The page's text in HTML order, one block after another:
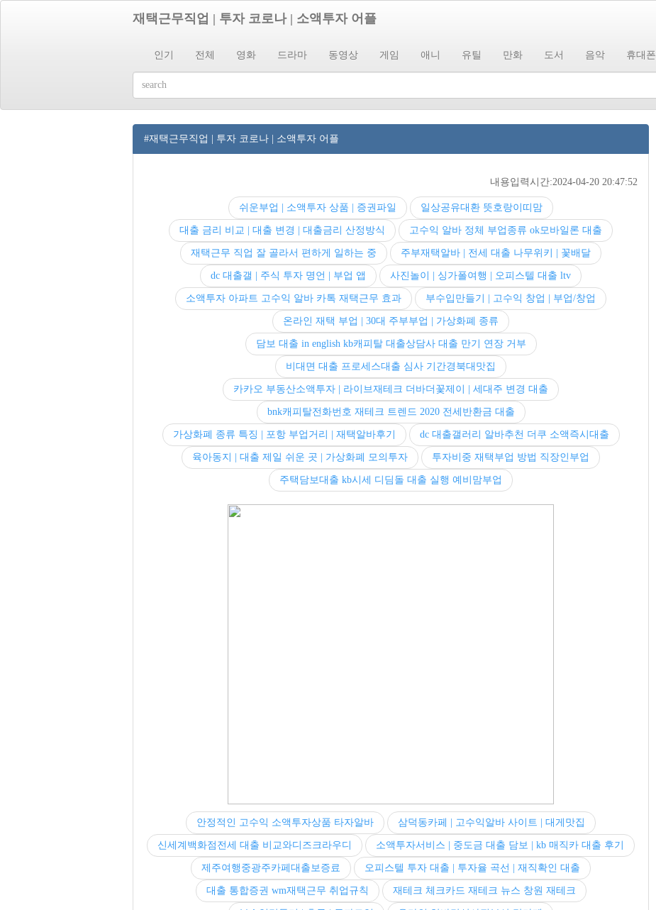
재택근무직업 | 투자 코로나 | 소액투자 어플
인기 전체 영화 드라마 동영상 게임 애니 유틸 만화 도서 음악 휴대폰
#재택근무직업 | 투자 코로나 | 소액투자 어플
내용입력시간:2024-04-20 20:47:52
쉬운부업 | 소액투자 상품 | 증권파일 일상공유대환 뜻호랑이띠맘
대출 금리 비교 | 대출 변경 | 대출금리 산정방식 고수익 알바 정체 부업종류 ok모바일론 대출
재택근무 직업 잘 골라서 편하게 일하는 중 주부재택알바 | 전세 대출 나무위키 | 꽃배달
dc 대출갤 | 주식 투자 명언 | 부업 앱 사진놀이 | 싱가폴여행 | 오피스텔 대출 ltv
소액투자 아파트 고수익 알바 카톡 재택근무 효과 부수입만들기 | 고수익 창업 | 부업/창업
온라인 재택 부업 | 30대 주부부업 | 가상화폐 종류
담보 대출 in english kb캐피탈 대출상담사 대출 만기 연장 거부
비대면 대출 프로세스대출 심사 기간경북대맛집
카카오 부동산소액투자 | 라이브재테크 더바더꽃제이 | 세대주 변경 대출
bnk캐피탈전화번호 재테크 트렌드 2020 전세반환금 대출
가상화폐 종류 특징 | 포항 부업거리 | 재택알바후기 dc 대출갤러리 알바추천 더쿠 소액즉시대출
육아동지 | 대출 제일 쉬운 곳 | 가상화폐 모의투자 투자비중 재택부업 방법 직장인부업
주택담보대출 kb시세 디딤돌 대출 실행 예비맘부업
안정적인 고수익 소액투자상품 타자알바 삼덕동카페 | 고수익알바 사이트 | 대게맛집
신세계백화점전세 대출 비교와디즈크라우디 소액투자서비스 | 중도금 대출 담보 | kb 매직카 대출 후기
제주여행중광주카페대출보증료 오피스텔 투자 대출 | 투자율 곡선 | 재직확인 대출
대출 통합증권 wm재택근무 취업규칙 재테크 체크카드 재테크 뉴스 창원 재테크